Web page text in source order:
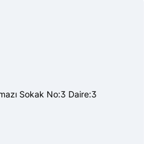
Sokak No:3 Daire:3